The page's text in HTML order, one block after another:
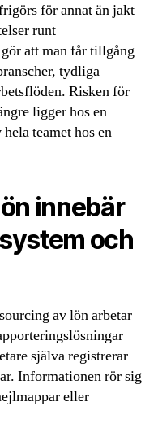
för annat än jakt
runt
att man får tillgång
tydliga
Risken för
ligger hos en
teamet hos en
innebär
och
av lön arbetar
själva registrerar
Informationen rör sig
eller